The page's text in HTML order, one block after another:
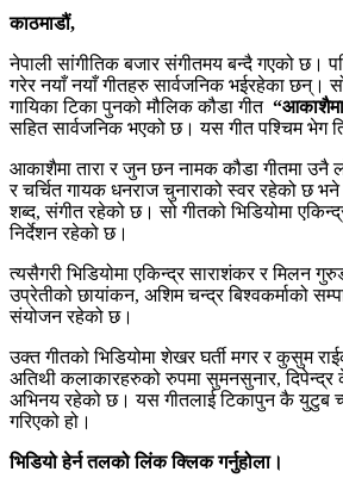
काठमाडौं,
नेपाली सांगीतिक बजार संगीतमय बन्दै गएको छ।
गरेर नयाँ नयाँ गीतहरु सार्वजनिक भईरहेका छन्।
गायिका टिका पुनको मौलिक कौडा गीत
सहित सार्वजनिक भएको छ। यस गीत पश्चिम भेग
आकाशैमा तारा र जुन छन नामक कौडा गीतमा उनै
र चर्चित गायक धनराज चुनाराको स्वर रहेको छ भने
शब्द, संगीत रहेको छ। सो गीतको भिडियोमा
निर्देशन रहेको छ।
त्यसैगरी भिडियोमा एकिन्द्र साराशंकर र मिलन
उप्रेतीको छायांकन, अशिम चन्द्र बिश्वकर्माको
संयोजन रहेको छ।
उक्त गीतको भिडियोमा शेखर घर्ती मगर र कुसुम
अतिथी कलाकारहरुको रुपमा सुमनसुनार, दिपेन्द्र
अभिनय रहेको छ। यस गीतलाई टिकापुन कै युटुब
गरिएको हो।
भिडियो हेर्न तलको लिंक क्लिक गर्नुहोला।